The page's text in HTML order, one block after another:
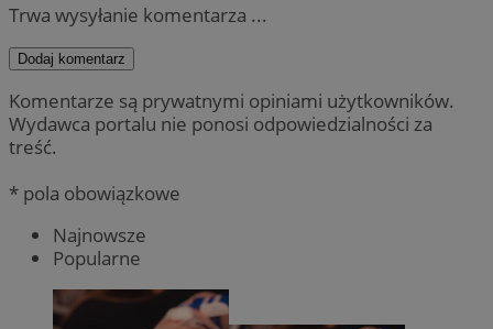
Trwa wysyłanie komentarza ...
Dodaj komentarz
Komentarze są prywatnymi opiniami użytkowników.
Wydawca portalu nie ponosi odpowiedzialności za
treść.
* pola obowiązkowe
Najnowsze
Popularne